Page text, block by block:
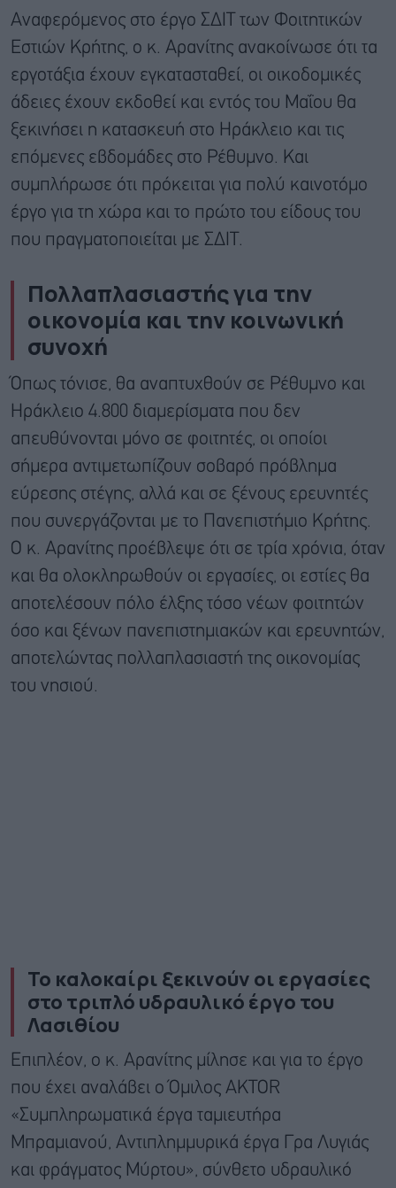
Αναφερόμενος στο έργο ΣΔΙΤ των Φοιτητικών
Εστιών Κρήτης, ο κ. Αρανίτης ανακοίνωσε ότι τα
εργοτάξια έχουν εγκατασταθεί, οι οικοδομικές
άδειες έχουν εκδοθεί και εντός του Μαΐου θα
ξεκινήσει η κατασκευή στο Ηράκλειο και τις
επόμενες εβδομάδες στο Ρέθυμνο. Και
συμπλήρωσε ότι πρόκειται για πολύ καινοτόμο
έργο για τη χώρα και το πρώτο του είδους του
που πραγματοποιείται με ΣΔΙΤ.
Πολλαπλασιαστής για την
οικονομία και την κοινωνική
συνοχή
Όπως τόνισε, θα αναπτυχθούν σε Ρέθυμνο και
Ηράκλειο 4.800 διαμερίσματα που δεν
απευθύνονται μόνο σε φοιτητές, οι οποίοι
σήμερα αντιμετωπίζουν σοβαρό πρόβλημα
εύρεσης στέγης, αλλά και σε ξένους ερευνητές
που συνεργάζονται με το Πανεπιστήμιο Κρήτης.
Ο κ. Αρανίτης προέβλεψε ότι σε τρία χρόνια, όταν
και θα ολοκληρωθούν οι εργασίες, οι εστίες θα
αποτελέσουν πόλο έλξης τόσο νέων φοιτητών
όσο και ξένων πανεπιστημιακών και ερευνητών,
αποτελώντας πολλαπλασιαστή της οικονομίας
του νησιού.
Το καλοκαίρι ξεκινούν οι εργασίες
στο τριπλό υδραυλικό έργο του
Λασιθίου
Επιπλέον, ο κ. Αρανίτης μίλησε και για το έργο
που έχει αναλάβει ο Όμιλος AKTOR
«Συμπληρωματικά έργα ταμιευτήρα
Μπραμιανού, Αντιπλημμυρικά έργα Γρα Λυγιάς
και φράγματος Μύρτου», σύνθετο υδραυλικό